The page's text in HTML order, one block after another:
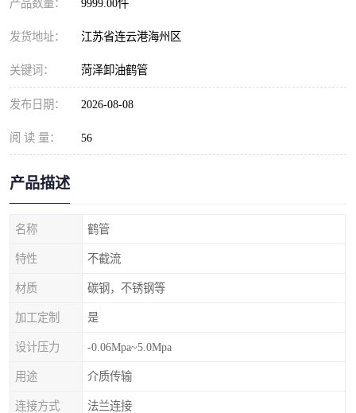
产品数量： 9999.00件
发货地址： 江苏省连云港海州区
关键词： 菏泽卸油鹤管
发布日期： 2026-08-08
阅 读 量： 56
产品描述
名称 鹤管
特性 不截流
材质 碳钢，不锈钢等
加工定制 是
设计压力 -0.06Mpa~5.0Mpa
用途 介质传输
连接方式 法兰连接